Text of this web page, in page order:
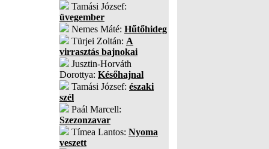
Tamási József:
üvegember
Nemes Máté: Hűtőhideg
Türjei Zoltán: A
virrasztás bajnokai
Jusztin-Horváth
Dorottya: Későhajnal
Tamási József: északi
szél
Paál Marcell:
Szezonzavar
Tímea Lantos: Nyoma
veszett